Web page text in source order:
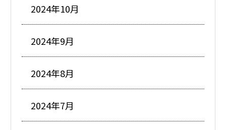
2024年10月
2024年9月
2024年8月
2024年7月